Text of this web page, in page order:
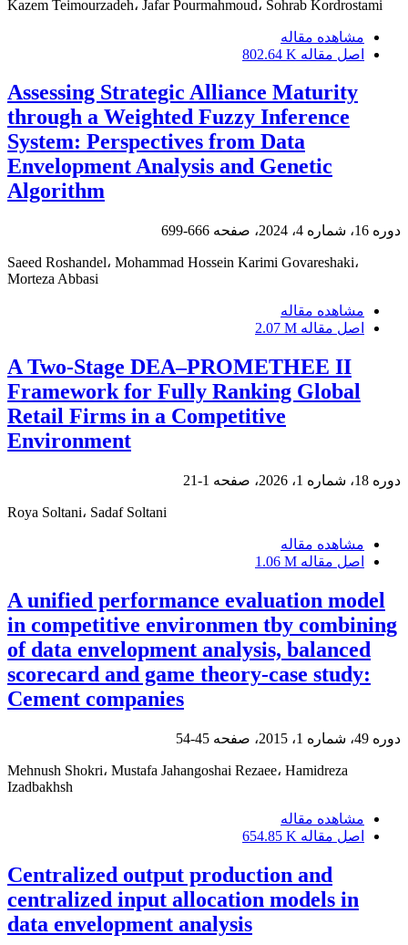
Kazem Teimourzadeh، Jafar Pourmahmoud، Sohrab Kordrostami
مشاهده مقاله
اصل مقاله 802.64 K
Assessing Strategic Alliance Maturity
through a Weighted Fuzzy Inference
System: Perspectives from Data
Envelopment Analysis and Genetic
Algorithm
دوره 16، شماره 4، 2024، صفحه 666-699
Saeed Roshandel، Mohammad Hossein Karimi Govareshaki،
Morteza Abbasi
مشاهده مقاله
اصل مقاله 2.07 M
A Two-Stage DEA–PROMETHEE II
Framework for Fully Ranking Global
Retail Firms in a Competitive
Environment
دوره 18، شماره 1، 2026، صفحه 1-21
Roya Soltani، Sadaf Soltani
مشاهده مقاله
اصل مقاله 1.06 M
A unified performance evaluation model
in competitive environmen tby combining
of data envelopment analysis, balanced
scorecard and game theory-case study:
Cement companies
دوره 49، شماره 1، 2015، صفحه 45-54
Mehnush Shokri، Mustafa Jahangoshai Rezaee، Hamidreza
Izadbakhsh
مشاهده مقاله
اصل مقاله 654.85 K
Centralized output production and
centralized input allocation models in
data envelopment analysis